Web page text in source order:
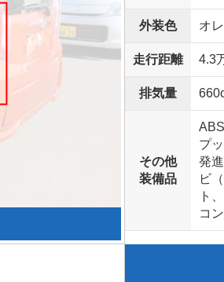
外装色 オ
走行距離 4.3
排気量
その他
装備品
プ
発
ビ
ト
コン